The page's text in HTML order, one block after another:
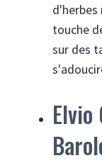
d'herbes
touche
sur des